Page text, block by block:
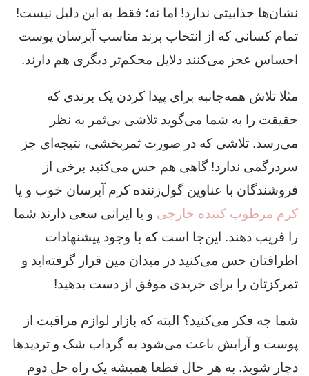
نشان‌ها جذابیتی ندارد! اما نه؛ فقط به این دلیل نیست!
تمام کسانی که از انتخاب برند مناسب آبرسان پوست
احساس عجز می‌کنند دلایل محکم‌تر دیگری هم دارند.
مثلا تلاش همه‌جانبه برای پیدا کردن یک برندی که
حقیقت را به شما می‌گوید تلاشی بی‌ثمر به نظر
می‌رسد. تلاشی که در صورت ثمربخشی، نتیجه‌ای جز
سردرگمی ندارد! گاهی هم حس می‌کنید برخی از
فروشندگان با عناوین گول‌زننده کرم آبرسان خوب و یا
کرم مرطوب کننده خارجی و یا ایرانی سعی دارند شما
را فریب دهند. این‌جا است که با وجود پیشنهادات
اطرافتان حس می‌کنید در میدان مین قرار گرفته‌اید و
تمرکزتان را برای خریدی موفق از دست بدهید!
شما چه فکر می‌کنید؟ البته که بازار لوازم مراقبت از
پوست و آرایش باعث می‌شود به گرداب شک و تردیدها
دچار شوید. به هر حال قطعا همیشه یک راه حل دوم